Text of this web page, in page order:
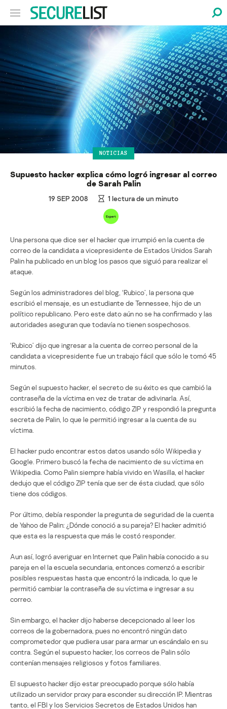
NOTICIAS
Supuesto hacker explica cómo logró ingresar al correo
de Sarah Palin
19 SEP 2008 1 lectura de un minuto
Una persona que dice ser el hacker que irrumpió en la cuenta de
correo de la candidata a vicepresidente de Estados Unidos Sarah
Palin ha publicado en un blog los pasos que siguió para realizar el
ataque.
Según los administradores del blog, ‘Rubico’, la persona que
escribió el mensaje, es un estudiante de Tennessee, hijo de un
político republicano. Pero este dato aún no se ha confirmado y las
autoridades aseguran que todavía no tienen sospechosos.
‘Rubico’ dijo que ingresar a la cuenta de correo personal de la
candidata a vicepresidente fue un trabajo fácil que sólo le tomó 45
minutos.
Según el supuesto hacker, el secreto de su éxito es que cambió la
contraseña de la víctima en vez de tratar de adivinarla. Así,
escribió la fecha de nacimiento, código ZIP y respondió la pregunta
secreta de Palin, lo que le permitió ingresar a la cuenta de su
víctima.
El hacker pudo encontrar estos datos usando sólo Wikipedia y
Google. Primero buscó la fecha de nacimiento de su víctima en
Wikipedia. Como Palin siempre había vivido en Wasilla, el hacker
dedujo que el código ZIP tenía que ser de ésta ciudad, que sólo
tiene dos códigos.
Por último, debía responder la pregunta de seguridad de la cuenta
de Yahoo de Palin: ¿Dónde conoció a su pareja? El hacker admitió
que esta es la respuesta que más le costó responder.
Aun así, logró averiguar en Internet que Palin había conocido a su
pareja en el la escuela secundaria, entonces comenzó a escribir
posibles respuestas hasta que encontró la indicada, lo que le
permitió cambiar la contraseña de su víctima e ingresar a su
correo.
Sin embargo, el hacker dijo haberse decepcionado al leer los
correos de la gobernadora, pues no encontró ningún dato
comprometedor que pudiera usar para armar un escándalo en su
contra. Según el supuesto hacker, los correos de Palin sólo
contenían mensajes religiosos y fotos familiares.
El supuesto hacker dijo estar preocupado porque sólo había
utilizado un servidor proxy para esconder su dirección IP. Mientras
tanto, el FBI y los Servicios Secretos de Estados Unidos han